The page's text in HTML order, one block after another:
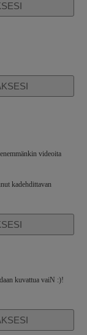
videoita
kadehdittavan
kuvattua vaiN :)!